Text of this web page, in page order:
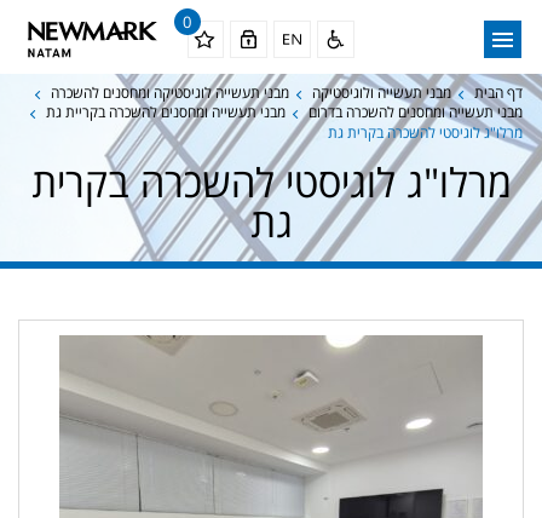
0
דף הבית מבני תעשייה ולוגיסטיקה
מבני תעשייה לוגיסטיקה ומחסנים להשכרה
מבני תעשייה ומחסנים להשכרה בדרום
מבני תעשייה ומחסנים להשכרה בקריית גת
מרלו"ג לוגיסטי להשכרה בקרית גת
מרלו"ג לוגיסטי להשכרה בקרית
גת